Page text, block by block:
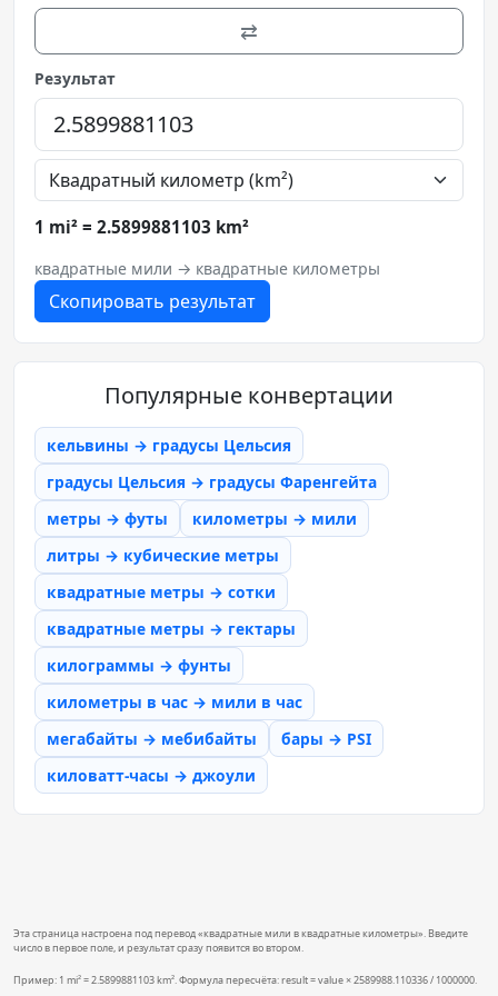
⇄
Результат
1 mi² = 2.5899881103 km²
квадратные мили → квадратные километры
Скопировать результат
Популярные конвертации
кельвины → градусы Цельсия
градусы Цельсия → градусы Фаренгейта
метры → футы
километры → мили
литры → кубические метры
квадратные метры → сотки
квадратные метры → гектары
килограммы → фунты
километры в час → мили в час
мегабайты → мебибайты
бары → PSI
киловатт-часы → джоули
Эта страница настроена под перевод «квадратные мили в квадратные километры». Введите
число в первое поле, и результат сразу появится во втором.
Пример: 1 mi² = 2.5899881103 km². Формула пересчёта: result = value × 2589988.110336 / 1000000.